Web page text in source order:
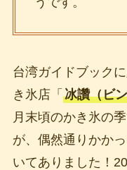
台湾ガイドブック
き氷店「 冰讚（ビ
月末頃のかき氷の
が、偶然通りかか
いてありました！